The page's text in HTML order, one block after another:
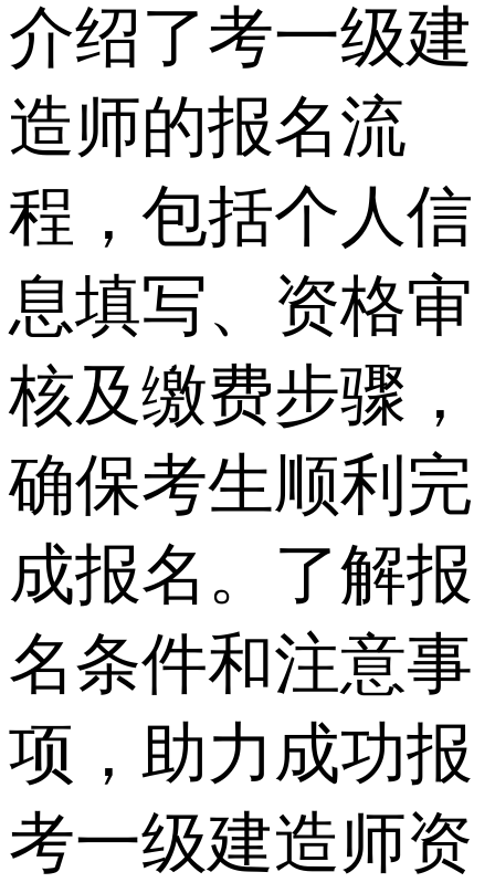
介绍了考一级建
造师的报名流
程，包括个人信
息填写、资格审
核及缴费步骤，
确保考生顺利完
成报名。了解报
名条件和注意事
项，助力成功报
考一级建造师资